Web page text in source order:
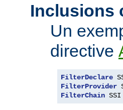
Inclusions
Un
directive
FilterDeclare
FilterProvider
FilterChain SSI